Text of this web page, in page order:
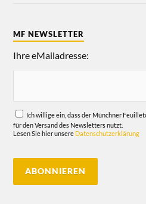
MF NEWSLETTER
Ihre eMailadresse:
Ich willige ein, dass der Münchner
für den Versand des Newsletters nutzt.
Lesen Sie hier unsere Datenschutzerklärung